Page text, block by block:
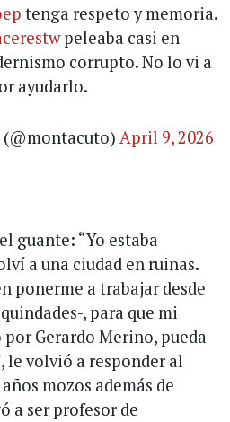
tenga respeto y memoria.
peleaba casi en
corrupto. No lo vi a
ayudarlo.
April 9, 2026
guante: “Yo estaba
a una ciudad en ruinas.
ponerme a trabajar desde
, para que mi
Gerardo Merino, pueda
le volvió a responder al
mozos además de
a ser profesor de